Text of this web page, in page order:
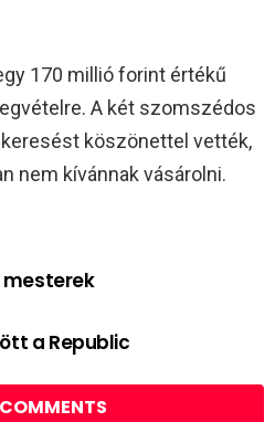
170 millió forint értékű
A két szomszédos
köszönettel vették,
nem kívánnak vásárolni.
mesterek
a Republic